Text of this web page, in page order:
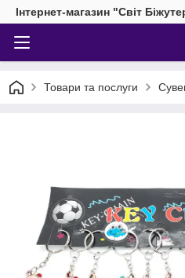
Інтернет-магазин "Світ
Товари та послуги